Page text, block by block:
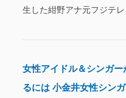
生した紺野アナ元フジテ
女性アイドル＆シンガ
るには 小金井女性シン